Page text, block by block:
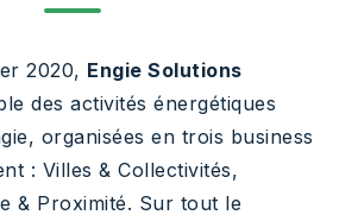
2020, Engie Solutions
des activités énergétiques
organisées en trois business
: Villes & Collectivités,
& Proximité. Sur tout le